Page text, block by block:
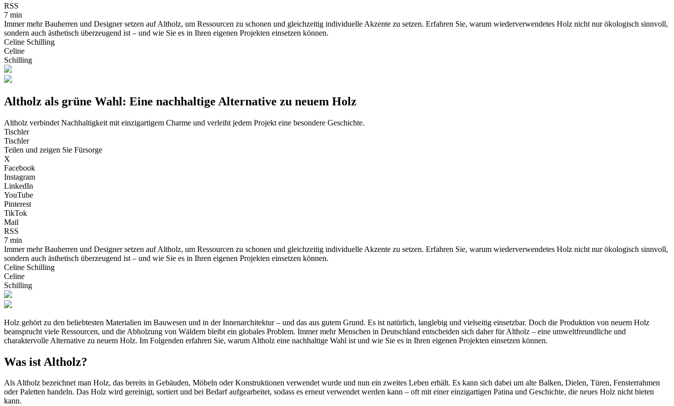
RSS
7 min
Immer mehr Bauherren und Designer setzen auf Altholz, um Ressourcen zu schonen und gleichzeitig individuelle Akzente zu setzen. Erfahren Sie, warum wiederverwendetes Holz nicht nur ökologisch sinnvoll,
sondern auch ästhetisch überzeugend ist – und wie Sie es in Ihren eigenen Projekten einsetzen können.
Celine Schilling
Celine
Schilling
Altholz als grüne Wahl: Eine nachhaltige Alternative zu neuem Holz
Altholz verbindet Nachhaltigkeit mit einzigartigem Charme und verleiht jedem Projekt eine besondere Geschichte.
Tischler
Tischler
Teilen und zeigen Sie Fürsorge
X
Facebook
Instagram
LinkedIn
YouTube
Pinterest
TikTok
Mail
RSS
7 min
Immer mehr Bauherren und Designer setzen auf Altholz, um Ressourcen zu schonen und gleichzeitig individuelle Akzente zu setzen. Erfahren Sie, warum wiederverwendetes Holz nicht nur ökologisch sinnvoll,
sondern auch ästhetisch überzeugend ist – und wie Sie es in Ihren eigenen Projekten einsetzen können.
Celine Schilling
Celine
Schilling
Holz gehört zu den beliebtesten Materialien im Bauwesen und in der Innenarchitektur – und das aus gutem Grund. Es ist natürlich, langlebig und vielseitig einsetzbar. Doch die Produktion von neuem Holz
beansprucht viele Ressourcen, und die Abholzung von Wäldern bleibt ein globales Problem. Immer mehr Menschen in Deutschland entscheiden sich daher für Altholz – eine umweltfreundliche und
charaktervolle Alternative zu neuem Holz. Im Folgenden erfahren Sie, warum Altholz eine nachhaltige Wahl ist und wie Sie es in Ihren eigenen Projekten einsetzen können.
Was ist Altholz?
Als Altholz bezeichnet man Holz, das bereits in Gebäuden, Möbeln oder Konstruktionen verwendet wurde und nun ein zweites Leben erhält. Es kann sich dabei um alte Balken, Dielen, Türen, Fensterrahmen
oder Paletten handeln. Das Holz wird gereinigt, sortiert und bei Bedarf aufgearbeitet, sodass es erneut verwendet werden kann – oft mit einer einzigartigen Patina und Geschichte, die neues Holz nicht bieten
kann.